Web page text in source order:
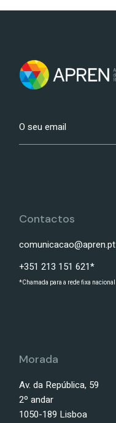
Contactos
comunicacao@apren.pt
+351 213 151 621*
*Chamada para a rede fixa nacional
Morada
Av. da República, 59
2º andar
1050-189 Lisboa